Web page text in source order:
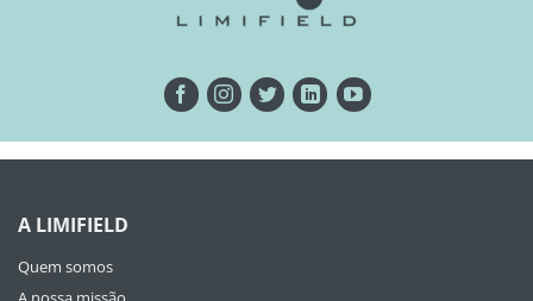
A LIMIFIELD
Quem somos